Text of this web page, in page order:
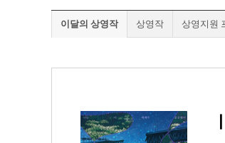
이달의 상영작 상영작 상영지원